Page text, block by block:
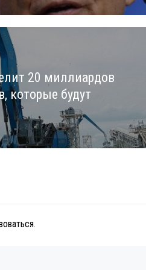
20 миллиардов
которые будут
.